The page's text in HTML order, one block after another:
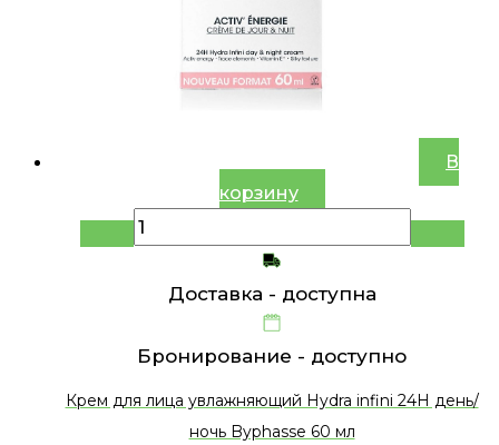
В
корзину
Доставка - доступна
Бронирование - доступно
Крем для лица увлажняющий Hydra infini 24H день/
ночь Byphasse 60 мл